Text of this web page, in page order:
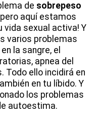
de sobrepeso
aquí estamos
vida sexual activa! Y
varios problemas
la sangre, el
apnea del
Todo ello incidirá en
en tu líbido. Y
los problemas
autoestima.